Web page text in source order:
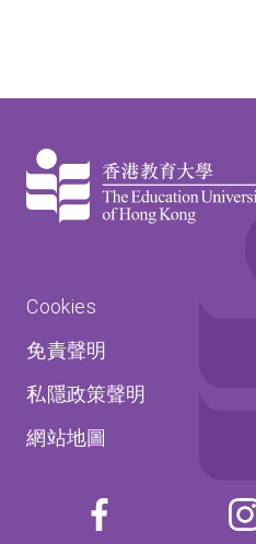
Cookies
免責聲明
私隱政策聲明
網站地圖